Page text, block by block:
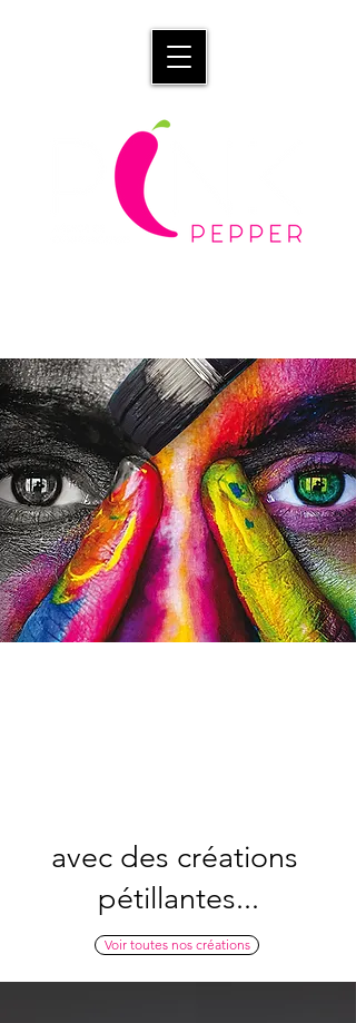
avec des créations
pétillantes...
Voir toutes nos créations